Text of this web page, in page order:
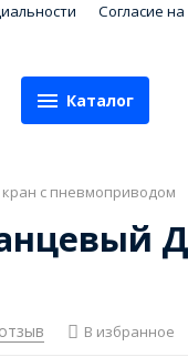
Согласие
Каталог
с пневмоприводом
В избранное